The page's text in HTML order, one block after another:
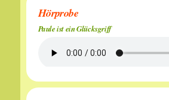
Hörprobe
Paule ist ein Glücksgriff